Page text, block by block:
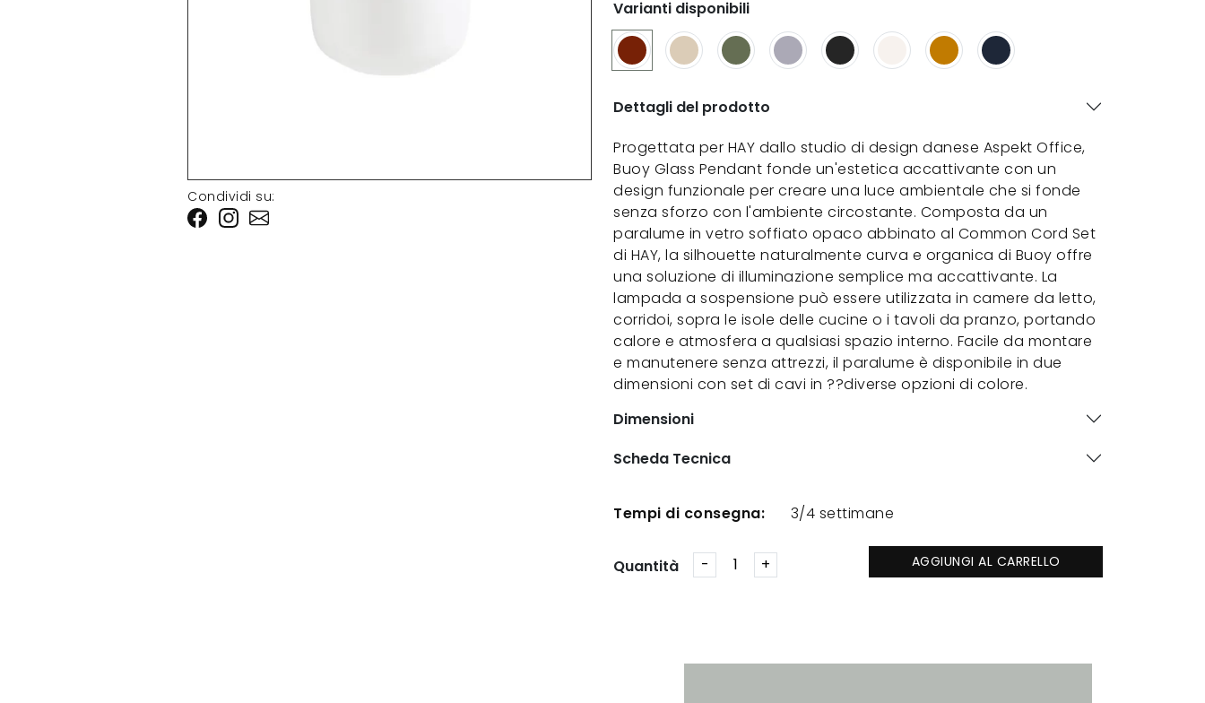
Condividi su:
Varianti disponibili
Dettagli del prodotto
Progettata per HAY dallo studio di design danese Aspekt Office,
Buoy Glass Pendant fonde un'estetica accattivante con un
design funzionale per creare una luce ambientale che si fonde
senza sforzo con l'ambiente circostante. Composta da un
paralume in vetro soffiato opaco abbinato al Common Cord Set
di HAY, la silhouette naturalmente curva e organica di Buoy offre
una soluzione di illuminazione semplice ma accattivante. La
lampada a sospensione può essere utilizzata in camere da letto,
corridoi, sopra le isole delle cucine o i tavoli da pranzo, portando
calore e atmosfera a qualsiasi spazio interno. Facile da montare
e manutenere senza attrezzi, il paralume è disponibile in due
dimensioni con set di cavi in ??diverse opzioni di colore.
Dimensioni
Scheda Tecnica
Tempi di consegna: 3/4 settimane
Quantità AGGIUNGI AL CARRELLO